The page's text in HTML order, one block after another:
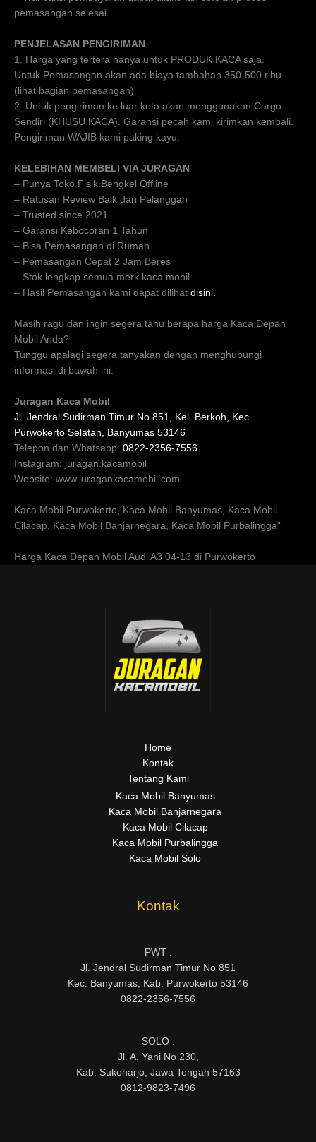
pemasangan selesai.
PENJELASAN PENGIRIMAN
1. Harga yang tertera hanya untuk PRODUK KACA saja.
Untuk Pemasangan akan ada biaya tambahan 350-500 ribu
(lihat bagian pemasangan)
2. Untuk pengiriman ke luar kota akan menggunakan Cargo
Sendiri (KHUSU KACA). Garansi pecah kami kirimkan kembali.
Pengiriman WAJIB kami paking kayu.
KELEBIHAN MEMBELI VIA JURAGAN
– Punya Toko Fisik Bengkel Offline
– Ratusan Review Baik dari Pelanggan
– Trusted since 2021
– Garansi Kebocoran 1 Tahun
– Bisa Pemasangan di Rumah
– Pemasangan Cepat 2 Jam Beres
– Stok lengkap semua merk kaca mobil
– Hasil Pemasangan kami dapat dilihat disini.
Masih ragu dan ingin segera tahu berapa harga Kaca Depan
Mobil Anda?
Tunggu apalagi segera tanyakan dengan menghubungi
informasi di bawah ini:
Juragan Kaca Mobil
Jl. Jendral Sudirman Timur No 851, Kel. Berkoh, Kec.
Purwokerto Selatan, Banyumas 53146
Telepon dan Whatsapp: 0822-2356-7556
Instagram: juragan.kacamobil
Website: www.juragankacamobil.com
Kaca Mobil Purwokerto, Kaca Mobil Banyumas, Kaca Mobil
Cilacap, Kaca Mobil Banjarnegara, Kaca Mobil Purbalingga”
Harga Kaca Depan Mobil Audi A3 04-13 di Purwokerto
Home
Kontak
Tentang Kami
Kaca Mobil Banyumas
Kaca Mobil Banjarnegara
Kaca Mobil Cilacap
Kaca Mobil Purbalingga
Kaca Mobil Solo
Kontak
PWT :
Jl. Jendral Sudirman Timur No 851
Kec. Banyumas, Kab. Purwokerto 53146
0822-2356-7556
SOLO :
Jl. A. Yani No 230,
Kab. Sukoharjo, Jawa Tengah 57163
0812-9823-7496